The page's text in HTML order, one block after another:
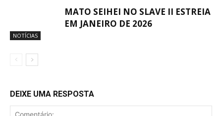
NOTÍCIAS
MATO SEIHEI NO SLAVE II ESTREIA
EM JANEIRO DE 2026
DEIXE UMA RESPOSTA